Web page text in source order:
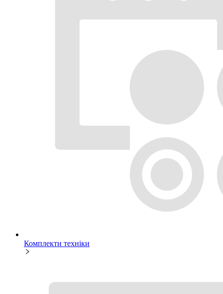
Комплекти техніки